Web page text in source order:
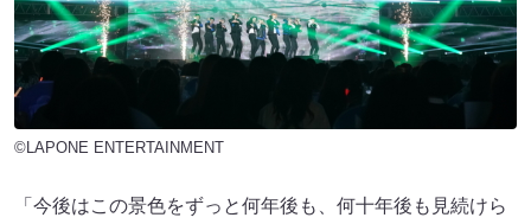
©LAPONE ENTERTAINMENT
「今後はこの景色をずっと何年後も、何十年後も見続けら